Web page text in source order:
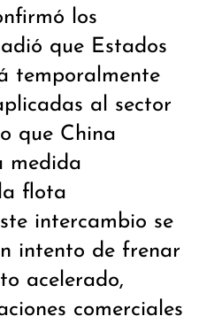
los
que Estados
temporalmente
al sector
que China
medida
flota
intercambio se
intento de frenar
acelerado,
comerciales